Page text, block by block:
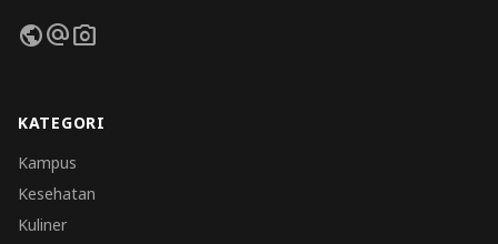
publicalternate_emailphoto_camera
KATEGORI
Kampus
Kesehatan
Kuliner